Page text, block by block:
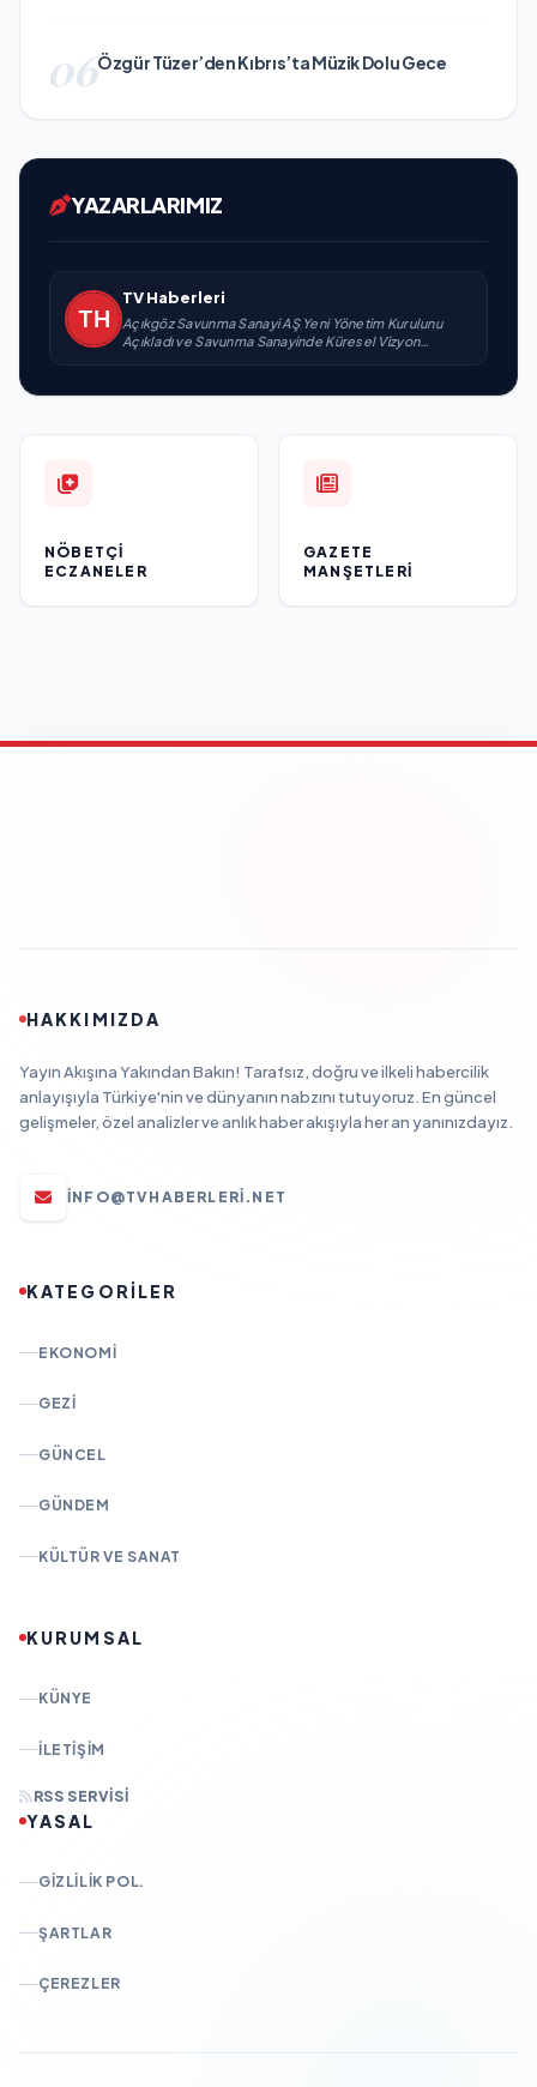
06Özgür Tüzer’den Kıbrıs’ta Müzik Dolu Gece
YAZARLARIMIZ
TV Haberleri
Açıkgöz Savunma Sanayi AŞ Yeni Yönetim Kurulunu
Açıkladı ve Savunma Sanayinde Küresel Vizyon
NÖBETÇI
ECZANELER
GAZETE
MANŞETLERI
HAKKIMIZDA
Yayın Akışına Yakından Bakın! Tarafsız, doğru ve ilkeli habercilik
anlayışıyla Türkiye'nin ve dünyanın nabzını tutuyoruz. En güncel
gelişmeler, özel analizler ve anlık haber akışıyla her an yanınızdayız.
INFO@TVHABERLERI.NET
KATEGORİLER
EKONOMI
GEZI
GÜNCEL
GÜNDEM
KÜLTÜR VE SANAT
KURUMSAL
KÜNYE
İLETIŞIM
RSS SERVISI
YASAL
GIZLILIK POL.
ŞARTLAR
ÇEREZLER